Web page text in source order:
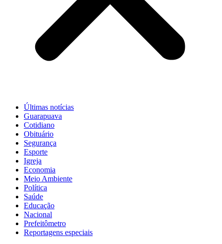
Últimas notícias
Guarapuava
Cotidiano
Obituário
Segurança
Esporte
Igreja
Economia
Meio Ambiente
Política
Saúde
Educação
Nacional
Prefeitômetro
Reportagens especiais